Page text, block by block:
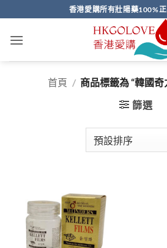
to
content
香港愛購所有壯陽藥100%
首頁 / 商品標籤為 “韓國
篩選